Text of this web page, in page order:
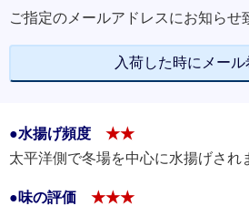
ご指定のメールアドレスにお知らせ
入荷した時にメー
●水揚げ頻度
★★
太平洋側で冬場を中心に水揚げされ
●味の評価
★★★